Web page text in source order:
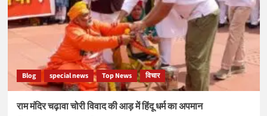
Blog special news Top News विचार
राम मंदिर चढ़ावा चोरी विवाद की आड़ में हिंदू धर्म का अपमान